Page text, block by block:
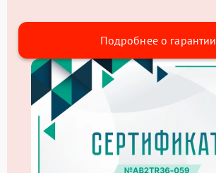
Подробнее о гарантии